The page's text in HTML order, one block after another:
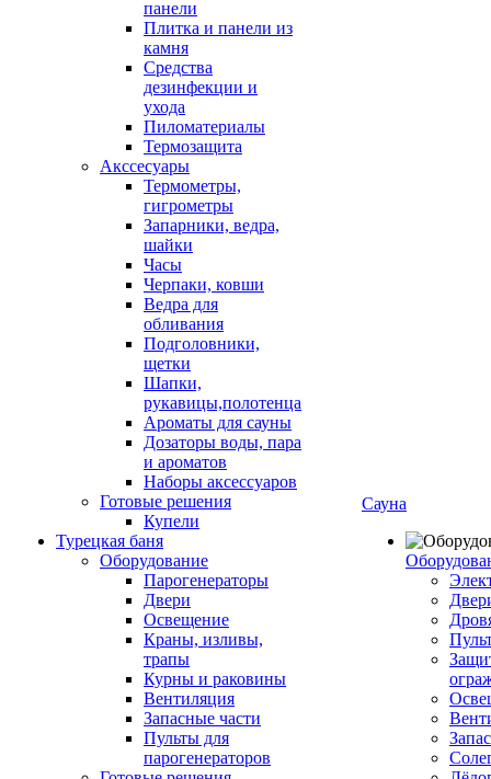
панели
Плитка и панели из
камня
Средства
дезинфекции и
ухода
Пиломатериалы
Термозащита
Аксcесуары
Термометры,
гигрометры
Запарники, ведра,
шайки
Часы
Черпаки, ковши
Ведра для
обливания
Подголовники,
щетки
Шапки,
рукавицы,полотенца
Ароматы для сауны
Дозаторы воды, пара
и ароматов
Наборы аксессуаров
Готовые решения
Купели
Турецкая баня
Оборудование
Парогенераторы
Двери
Освещение
Краны, изливы,
трапы
Курны и раковины
Вентиляция
Запасные части
Пульты для
парогенераторов
Сауна